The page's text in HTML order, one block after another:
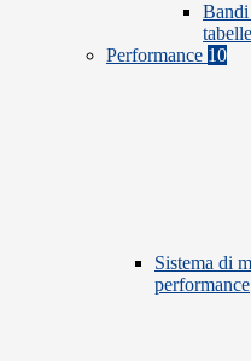
Bandi
Performance 10
Sistema di
performance